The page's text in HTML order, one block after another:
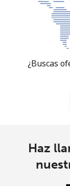
¿Buscas
Haz